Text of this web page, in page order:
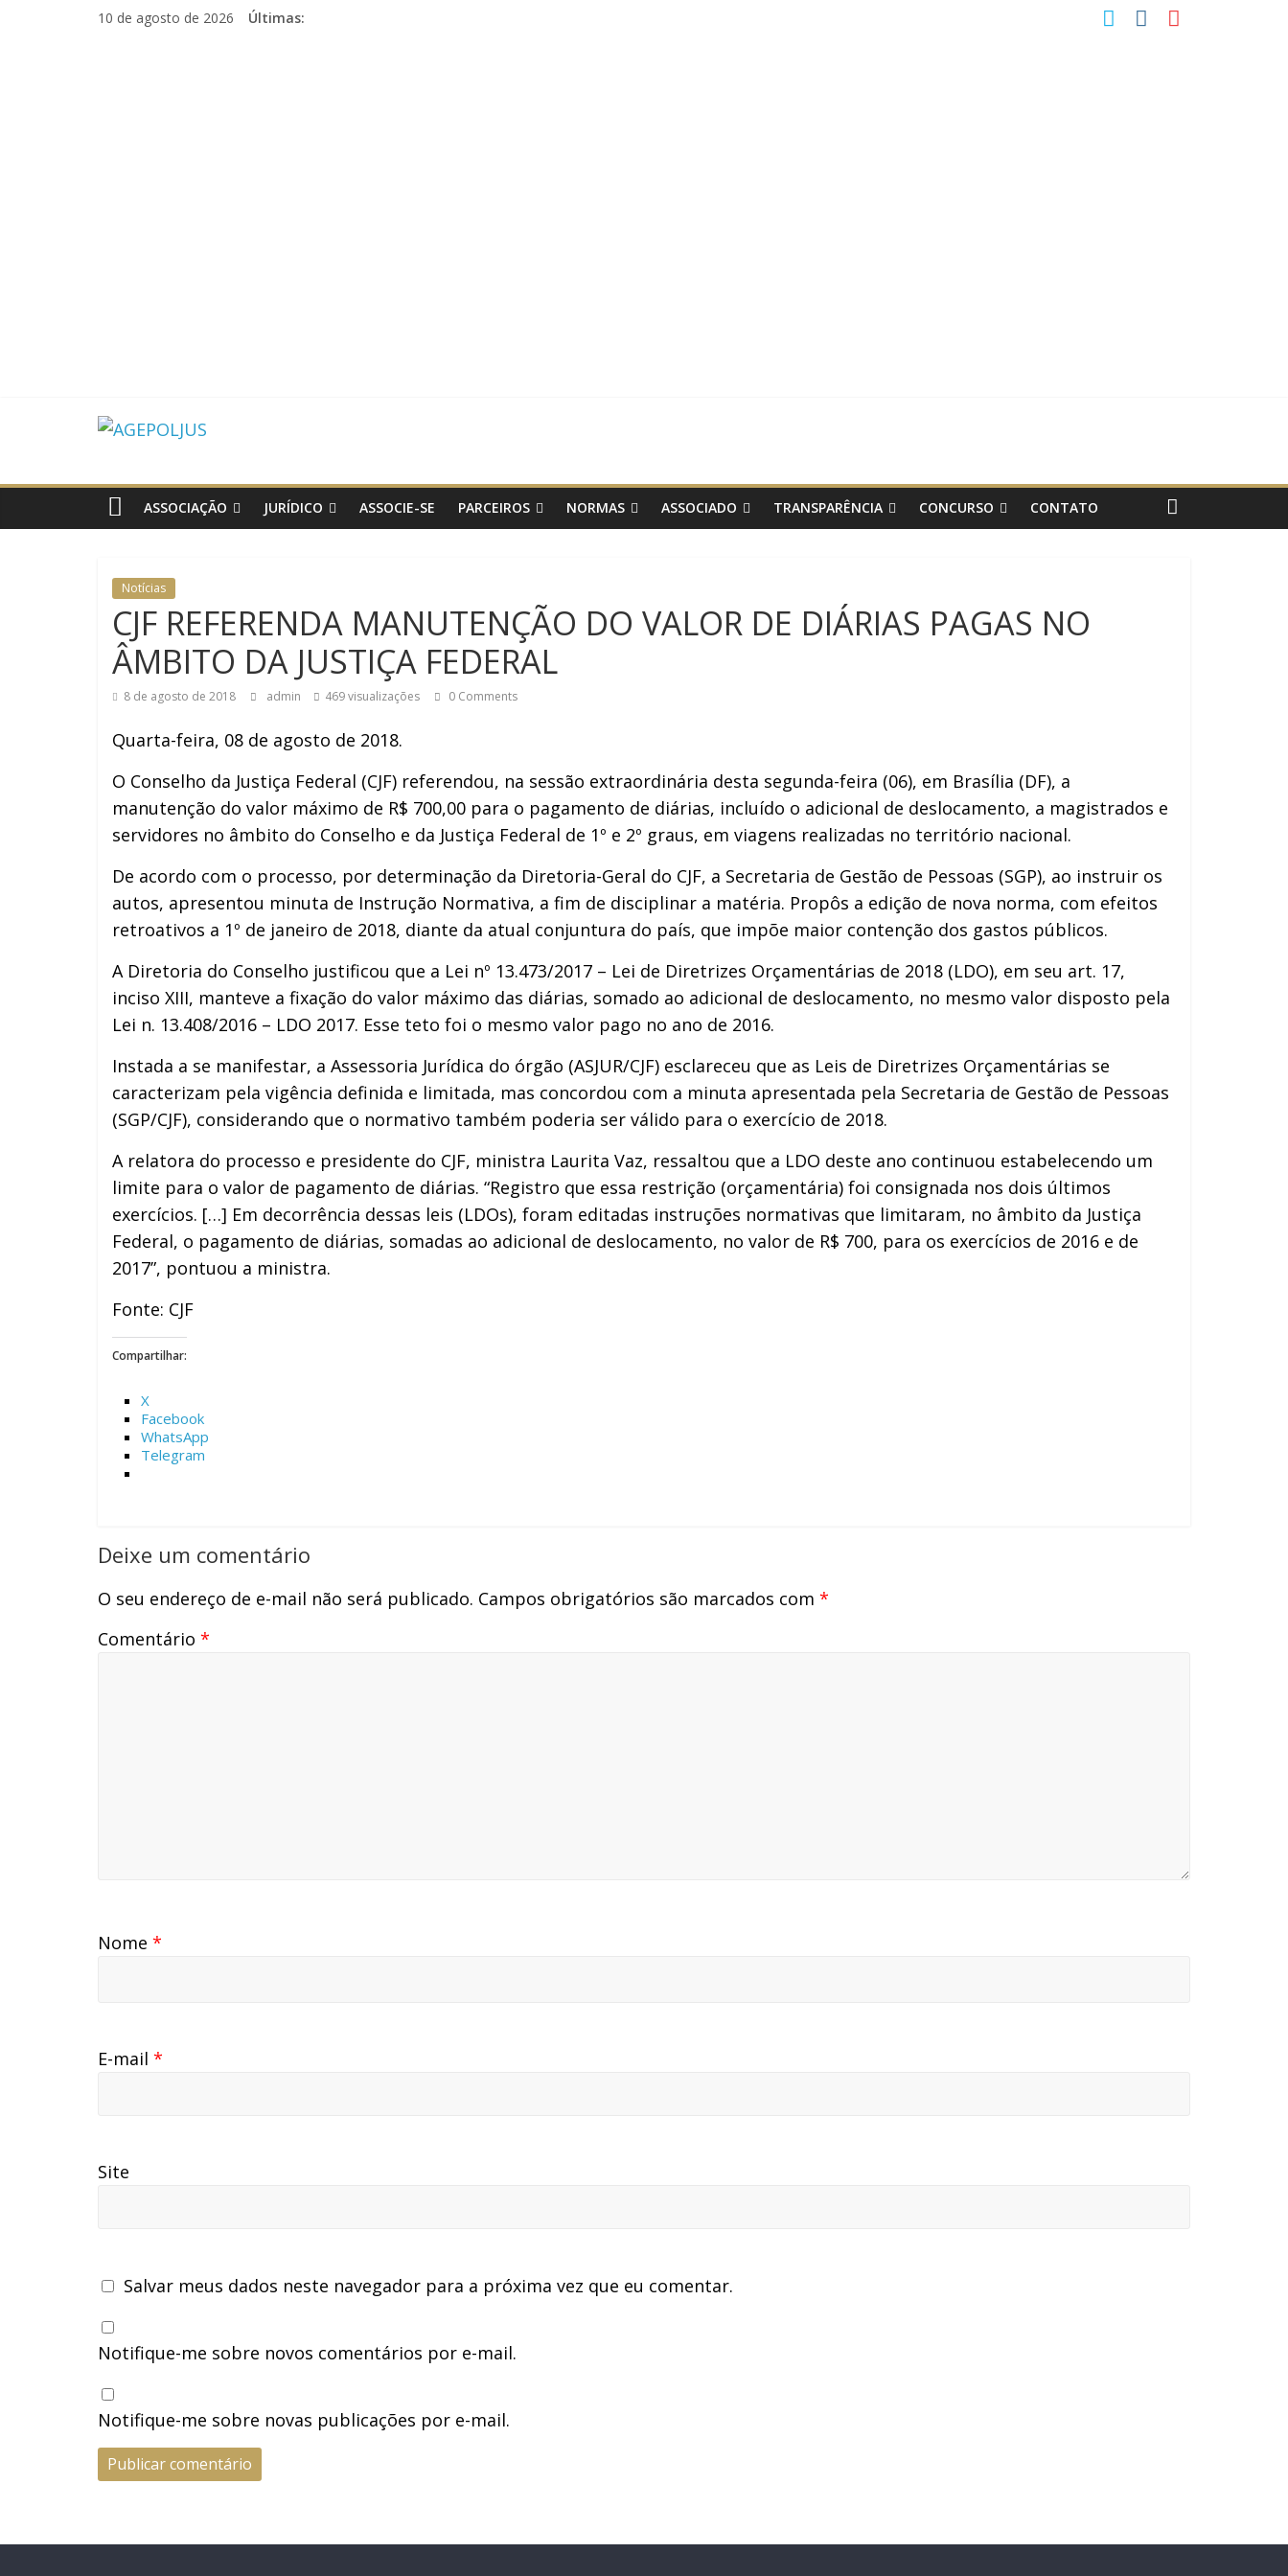
10 de agosto de 2026 Últimas:
AGEPOLJUS
Associação
Nacional
dos
Judiciária
ASSOCIAÇÃO JURÍDICO ASSOCIE-SE PARCEIROS NORMAS ASSOCIADO TRANSPARÊNCIA CONCURSO CONTATO
Notícias
CJF REFERENDA MANUTENÇÃO DO VALOR DE DIÁRIAS PAGAS NO
ÂMBITO DA JUSTIÇA FEDERAL
8 de agosto de 2018 admin 469 visualizações 0 Comments
Quarta-feira, 08 de agosto de 2018.
O Conselho da Justiça Federal (CJF) referendou, na sessão extraordinária desta segunda-feira (06), em Brasília (DF), a
manutenção do valor máximo de R$ 700,00 para o pagamento de diárias, incluído o adicional de deslocamento, a magistrados e
servidores no âmbito do Conselho e da Justiça Federal de 1º e 2º graus, em viagens realizadas no território nacional.
De acordo com o processo, por determinação da Diretoria-Geral do CJF, a Secretaria de Gestão de Pessoas (SGP), ao instruir os
autos, apresentou minuta de Instrução Normativa, a fim de disciplinar a matéria. Propôs a edição de nova norma, com efeitos
retroativos a 1º de janeiro de 2018, diante da atual conjuntura do país, que impõe maior contenção dos gastos públicos.
A Diretoria do Conselho justificou que a Lei nº 13.473/2017 – Lei de Diretrizes Orçamentárias de 2018 (LDO), em seu art. 17,
inciso XIII, manteve a fixação do valor máximo das diárias, somado ao adicional de deslocamento, no mesmo valor disposto pela
Lei n. 13.408/2016 – LDO 2017. Esse teto foi o mesmo valor pago no ano de 2016.
Instada a se manifestar, a Assessoria Jurídica do órgão (ASJUR/CJF) esclareceu que as Leis de Diretrizes Orçamentárias se
caracterizam pela vigência definida e limitada, mas concordou com a minuta apresentada pela Secretaria de Gestão de Pessoas
(SGP/CJF), considerando que o normativo também poderia ser válido para o exercício de 2018.
A relatora do processo e presidente do CJF, ministra Laurita Vaz, ressaltou que a LDO deste ano continuou estabelecendo um
limite para o valor de pagamento de diárias. “Registro que essa restrição (orçamentária) foi consignada nos dois últimos
exercícios. […] Em decorrência dessas leis (LDOs), foram editadas instruções normativas que limitaram, no âmbito da Justiça
Federal, o pagamento de diárias, somadas ao adicional de deslocamento, no valor de R$ 700, para os exercícios de 2016 e de
2017”, pontuou a ministra.
Fonte: CJF
Compartilhar:
X
Facebook
WhatsApp
Telegram
Deixe um comentário
O seu endereço de e-mail não será publicado. Campos obrigatórios são marcados com *
Comentário *
Nome *
E-mail *
Site
Salvar meus dados neste navegador para a próxima vez que eu comentar.
Notifique-me sobre novos comentários por e-mail.
Notifique-me sobre novas publicações por e-mail.